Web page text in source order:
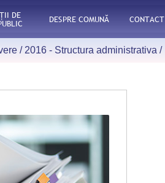
DE DESPRE COMUNĂ CONTACT
/ 2016 - Structura administrativa /